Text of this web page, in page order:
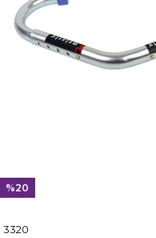
3320
%20